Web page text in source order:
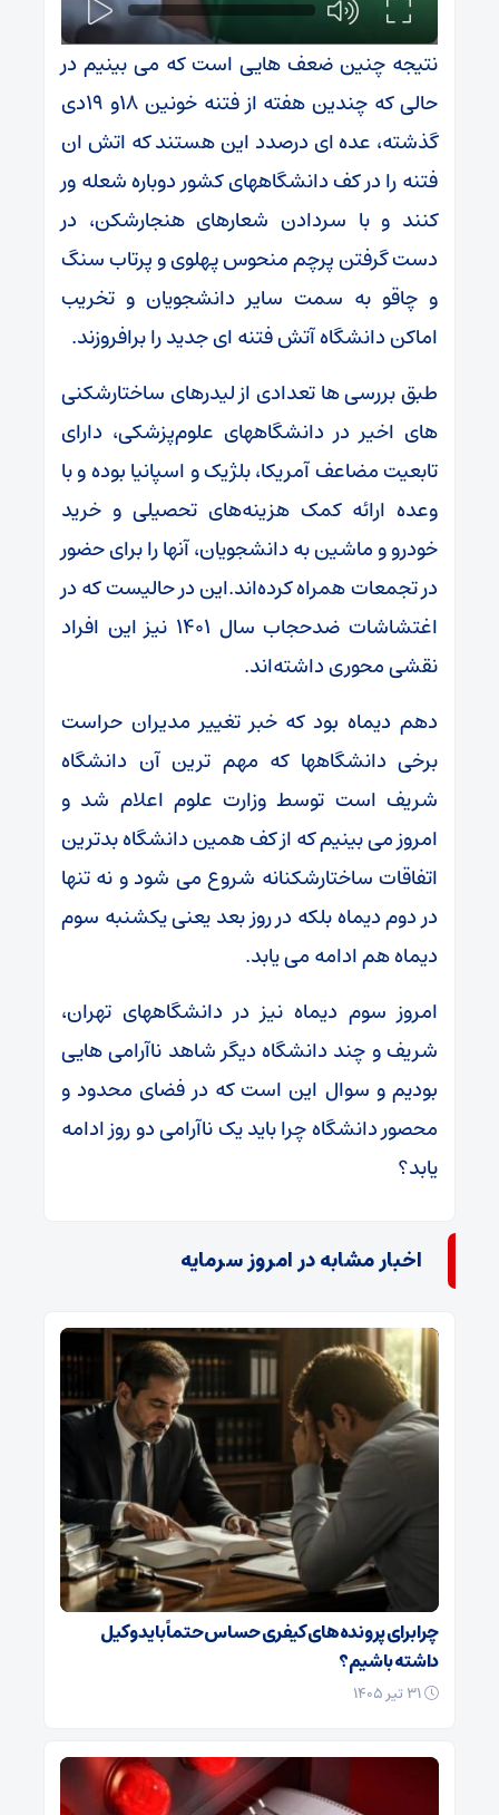
نتیجه چنین ضعف هایی است که می بینیم در
حالی که چندین هفته از فتنه خونین ۱۸و ۱۹دی
گذشته، عده ای درصدد این هستند که اتش ان
فتنه را در کف دانشگاههای کشور دوباره شعله ور
کنند و با سردادن شعارهای هنجارشکن، در
دست گرفتن پرچم منحوس پهلوی و پرتاب سنگ
و چاقو به سمت سایر دانشجویان و تخریب
اماکن دانشگاه آتش فتنه ای جدید را برافروزند.
طبق بررسی ها تعدادی از لیدرهای ساختارشکنی
های اخیر در دانشگاههای علوم‌پزشکی، دارای
تابعیت مضاعف آمریکا، بلژیک و اسپانیا بوده و با
وعده ارائه کمک هزینه‌های تحصیلی و خرید
خودرو و ماشین به دانشجویان، آنها را برای حضور
در تجمعات همراه کرده‌اند.این در حالیست که در
اغتشاشات ضدحجاب سال ۱۴۰۱ نیز این افراد
نقشی محوری داشته‌اند.
دهم دیماه بود که خبر تغییر مدیران حراست
برخی دانشگاهها که مهم ترین آن دانشگاه
شریف است توسط وزارت علوم اعلام شد و
امروز می بینیم که از کف همین دانشگاه بدترین
اتفاقات ساختارشکنانه شروع می شود و نه تنها
در دوم دیماه بلکه در روز بعد یعنی یکشنبه سوم
دیماه هم ادامه می یابد.
امروز سوم دیماه نیز در دانشگاههای تهران،
شریف و چند دانشگاه دیگر شاهد ناآرامی هایی
بودیم و سوال این است که در فضای محدود و
محصور دانشگاه چرا باید یک ناآرامی دو روز ادامه
یابد؟
اخبار مشابه در امروز سرمایه
چرا برای پرونده‌های کیفری حساس حتماً باید وکیل
داشته باشیم؟